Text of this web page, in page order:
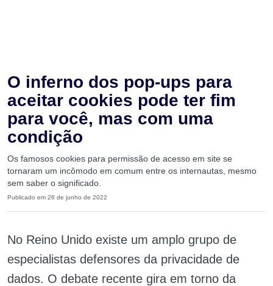
O inferno dos pop-ups para
aceitar cookies pode ter fim
para você, mas com uma
condição
Os famosos cookies para permissão de acesso em site se
tornaram um incômodo em comum entre os internautas, mesmo
sem saber o significado.
Publicado em 26 de junho de 2022
No Reino Unido existe um amplo grupo de
especialistas defensores da privacidade de
dados. O debate recente gira em torno da